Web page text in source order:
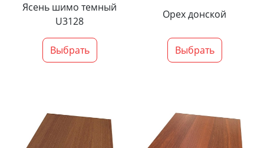
Ясень шимо темный
U3128
Выбрать
Орех донской
Выбрать